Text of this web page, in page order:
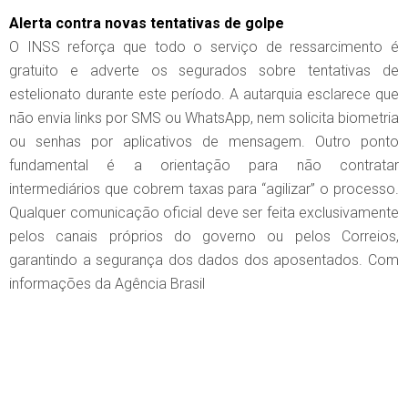
Alerta contra novas tentativas de golpe
O INSS reforça que todo o serviço de ressarcimento é
gratuito e adverte os segurados sobre tentativas de
estelionato durante este período. A autarquia esclarece que
não envia links por SMS ou WhatsApp, nem solicita biometria
ou senhas por aplicativos de mensagem. Outro ponto
fundamental é a orientação para não contratar
intermediários que cobrem taxas para “agilizar” o processo.
Qualquer comunicação oficial deve ser feita exclusivamente
pelos canais próprios do governo ou pelos Correios,
garantindo a segurança dos dados dos aposentados. Com
informações da Agência Brasil